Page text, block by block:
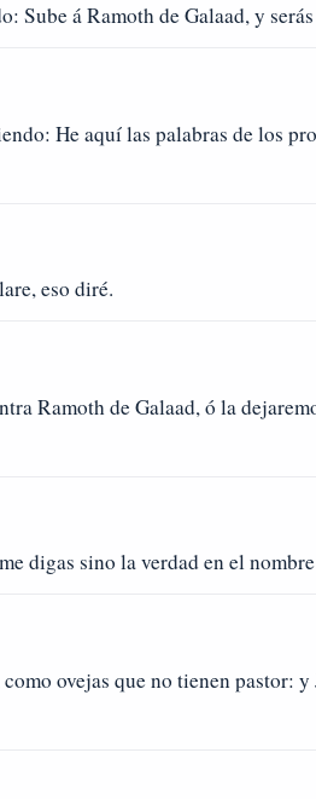
á Ramoth de Galaad, y
He aquí las palabras de los
eso diré.
Ramoth de Galaad, ó la
digas sino la verdad en el
ovejas que no tienen pastor: